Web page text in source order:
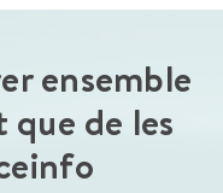
ensemble
de les